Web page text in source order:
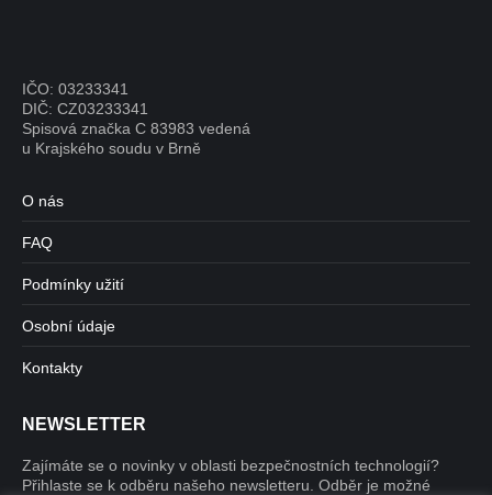
IČO: 03233341
DIČ: CZ03233341
Spisová značka C 83983 vedená
u Krajského soudu v Brně
O nás
FAQ
Podmínky užití
Osobní údaje
Kontakty
NEWSLETTER
Zajímáte se o novinky v oblasti bezpečnostních technologií?
Přihlaste se k odběru našeho newsletteru. Odběr je možné